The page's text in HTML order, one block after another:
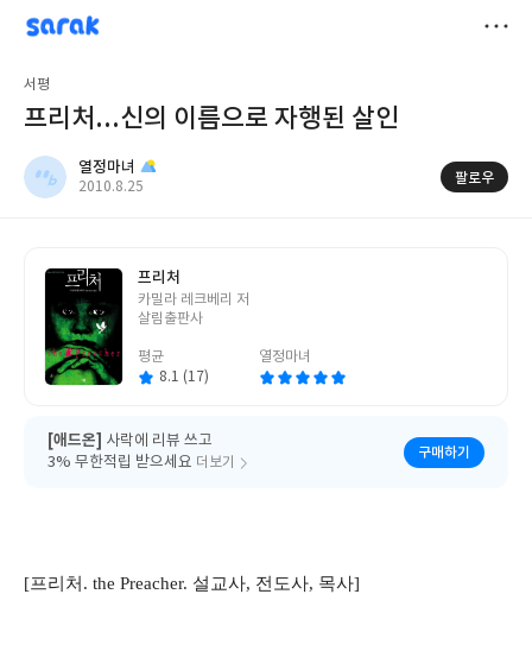
sarak
열정마녀
서평
프리처...신의 이름으로 자행된 살인
열정마녀
작
2010.8.25
팔로우
프리처
글
쓴
카밀라 레크베리 저
살림출판사
평균
8.1 (17)
열정마녀
[애드온] 사락에 리뷰 쓰고
3% 무한적립 받으세요 더보기
구매하기
[프리처. the Preacher. 설교사, 전도사, 목사]